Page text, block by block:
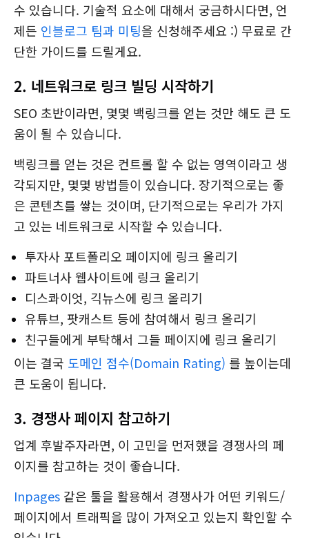
수 있습니다. 기술적 요소에 대해서 궁금하시다면, 언
제든 인블로그 팀과 미팅을 신청해주세요 :) 무료로 간
단한 가이드를 드릴게요.
2. 네트워크로 링크 빌딩 시작하기
SEO 초반이라면, 몇몇 백링크를 얻는 것만 해도 큰 도
움이 될 수 있습니다.
백링크를 얻는 것은 컨트롤 할 수 없는 영역이라고 생
각되지만, 몇몇 방법들이 있습니다. 장기적으로는 좋
은 콘텐츠를 쌓는 것이며, 단기적으로는 우리가 가지
고 있는 네트워크로 시작할 수 있습니다.
투자사 포트폴리오 페이지에 링크 올리기
파트너사 웹사이트에 링크 올리기
디스콰이엇, 긱뉴스에 링크 올리기
유튜브, 팟캐스트 등에 참여해서 링크 올리기
친구들에게 부탁해서 그들 페이지에 링크 올리기
이는 결국 도메인 점수(Domain Rating) 를 높이는데
큰 도움이 됩니다.
3. 경쟁사 페이지 참고하기
업계 후발주자라면, 이 고민을 먼저했을 경쟁사의 페
이지를 참고하는 것이 좋습니다.
Inpages 같은 툴을 활용해서 경쟁사가 어떤 키워드/
페이지에서 트래픽을 많이 가져오고 있는지 확인할 수